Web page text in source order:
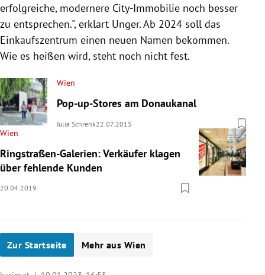
erfolgreiche, modernere City-Immobilie noch besser
zu entsprechen.", erklärt Unger. Ab 2024 soll das
Einkaufszentrum einen neuen Namen bekommen.
Wie es heißen wird, steht noch nicht fest.
Wien
Pop-up-Stores am Donaukanal
Julia Schrenk22.07.2015
Wien
Ringstraßen-Galerien: Verkäufer klagen
über fehlende Kunden
20.04.2019
Zur Startseite Mehr aus Wien